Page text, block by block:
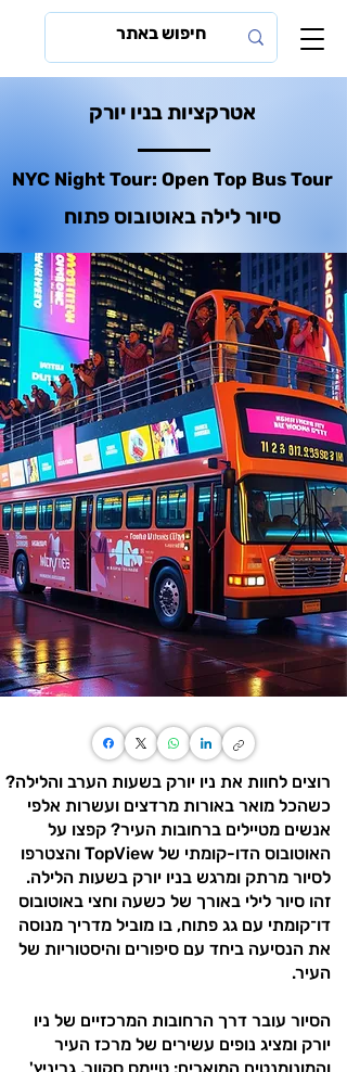
אטרקציות בניו יורק
NYC Night Tour: Open Top Bus Tour
סיור לילה באוטובוס פתוח
רוצים לחוות את ניו יורק בשעות הערב והלילה?
כשהכל מואר באורות מרדצים ועשרות אלפי
אנשים מטיילים ברחובות העיר? קפצו על
האוטובוס הדו-קומתי של TopView והצטרפו
לסיור מרתק ומרגש בניו יורק בשעות הלילה.
זהו סיור לילי באורך של כשעה וחצי באוטובוס
דו־קומתי עם גג פתוח, בו מוביל מדריך מנוסה
את הנסיעה ביחד עם סיפורים והיסטוריות של
העיר.
הסיור עובר דרך הרחובות המרכזיים של ניו
יורק ומציג נופים עשירים של מרכז העיר